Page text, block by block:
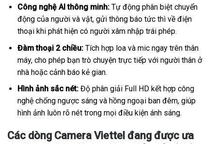
Công nghệ AI thông minh:Tự động phân biệt chuyển
động của người và vật, gửi thông báo tức thì về điện
thoại khi phát hiện có người xâm nhập trái phép.
Đàm thoại 2 chiều:Tích hợp loa và mic ngay trên thân
máy, cho phép bạn trò chuyện trực tiếp với người thân ở
nhà hoặc cảnh báo kẻ gian.
Hình ảnh sắc nét:Độ phân giải Full HD kết hợp công
nghệ chống ngược sáng và hồng ngoại ban đêm, giúp
hình ảnh luôn rõ nét trong mọi điều kiện ánh sáng.
Các dòng Camera Viettel đang được ưa